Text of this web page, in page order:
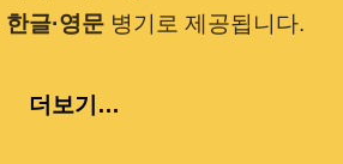
한글·영문 병기로 제공됩니다.
더보기…